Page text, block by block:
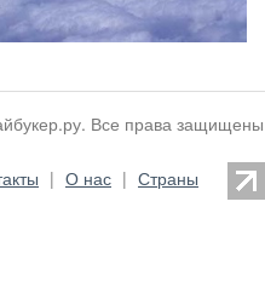
Все права защищены
| О нас | Страны